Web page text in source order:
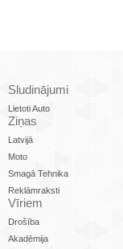
Sludinājumi
Lietoti Auto
Ziņas
Latvijā
Moto
Smagā Tehnika
Reklāmraksti
Vīriem
Drošība
Akadēmija